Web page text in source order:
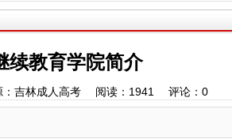
续教育学院简介
吉林成人高考 阅读： 1941 评论： 0